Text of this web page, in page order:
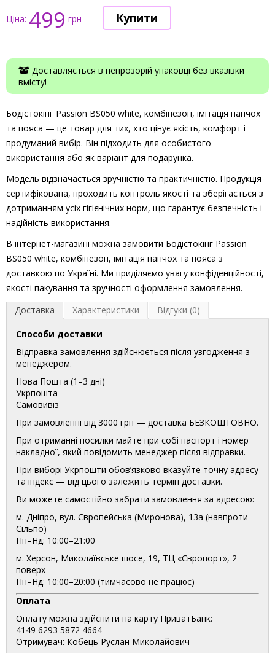
Ціна: 499 грн
Доставляється в непрозорій упаковці без вказівки
вмісту!
Бодістокінг Passion BS050 white, комбінезон, імітація панчох
та пояса — це товар для тих, хто цінує якість, комфорт і
продуманий вибір. Він підходить для особистого
використання або як варіант для подарунка.
Модель відзначається зручністю та практичністю. Продукція
сертифікована, проходить контроль якості та зберігається з
дотриманням усіх гігієнічних норм, що гарантує безпечність і
надійність використання.
В інтернет-магазині можна замовити Бодістокінг Passion
BS050 white, комбінезон, імітація панчох та пояса з
доставкою по Україні. Ми приділяємо увагу конфіденційності,
якості пакування та зручності оформлення замовлення.
Доставка
Характеристики Відгуки (0)
Способи доставки
Відправка замовлення здійснюється після узгодження з
менеджером.
Нова Пошта (1–3 дні)
Укрпошта
Самовивіз
При замовленні від 3000 грн — доставка БЕЗКОШТОВНО.
При отриманні посилки майте при собі паспорт і номер
накладної, який повідомить менеджер після відправки.
При виборі Укрпошти обов’язково вказуйте точну адресу
та індекс — від цього залежить термін доставки.
Ви можете самостійно забрати замовлення за адресою:
м. Дніпро, вул. Європейська (Миронова), 13а (навпроти
Сільпо)
Пн–Нд: 10:00–21:00
м. Херсон, Миколаївське шосе, 19, ТЦ «Європорт», 2
поверх
Пн–Нд: 10:00–20:00 (тимчасово не працює)
Оплата
Оплату можна здійснити на карту ПриватБанк:
4149 6293 5872 4664
Отримувач: Кобець Руслан Миколайович